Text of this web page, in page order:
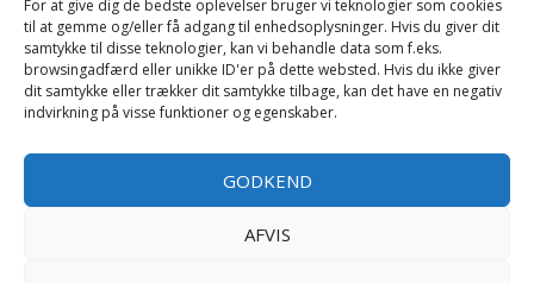
For at give dig de bedste oplevelser bruger vi teknologier som cookies
til at gemme og/eller få adgang til enhedsoplysninger. Hvis du giver dit
samtykke til disse teknologier, kan vi behandle data som f.eks.
browsingadfærd eller unikke ID'er på dette websted. Hvis du ikke giver
dit samtykke eller trækker dit samtykke tilbage, kan det have en negativ
indvirkning på visse funktioner og egenskaber.
GODKEND
AFVIS
Pressemaskiner
Save
Søjlebore- & bænkboremaskiner